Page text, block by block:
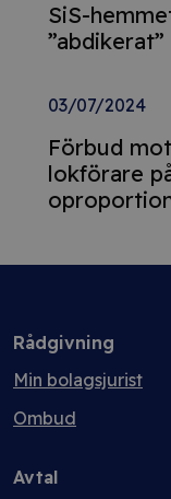
SiS-
03/07/2024
Förbud
lokförare
Rådgivning
Min bolagsjurist
Ombud
Avtal